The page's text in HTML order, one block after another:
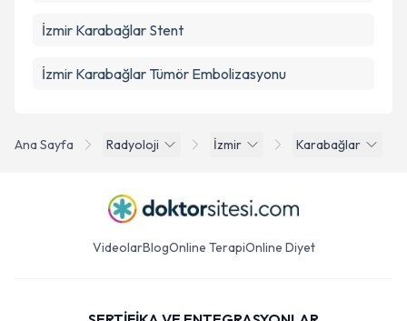
Ana Sayfa Radyoloji İzmir Karabağlar
İzmir Karabağlar Stent
İzmir Karabağlar Tümör Embolizasyonu
VideolarBlogOnline TerapiOnline Diyet